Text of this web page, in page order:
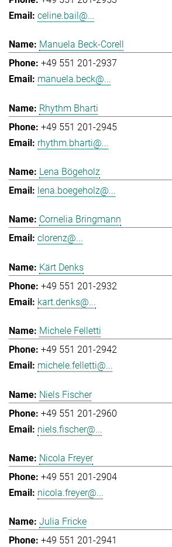
celine.bail@...
Manuela Beck-Corell
+49 551 201-2937
manuela.beck@...
Rhythm Bharti
+49 551 201-2945
rhythm.bharti@...
Lena Bögeholz
lena.boegeholz@...
Cornelia Bringmann
clorenz@...
Kärt Denks
+49 551 201-2932
kart.denks@...
Michele Felletti
+49 551 201-2942
michele.felletti@...
Niels Fischer
+49 551 201-2960
niels.fischer@...
Nicola Freyer
+49 551 201-2904
nicola.freyer@...
Julia Fricke
+49 551 201-2941